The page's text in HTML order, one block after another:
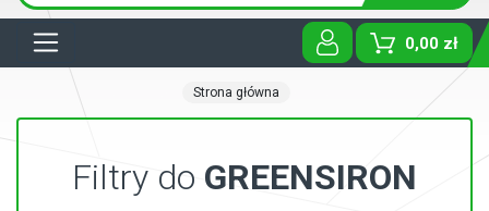
0,00 zł
Strona główna
Filtry do GREENSIRON